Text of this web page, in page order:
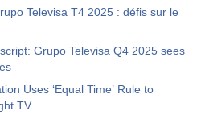
Televisa T4 2025 : défis sur le
Grupo Televisa Q4 2025 sees
Uses ‘Equal Time’ Rule to
TV